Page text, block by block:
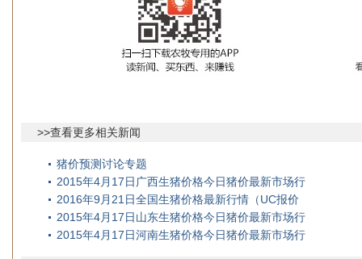
>>查看更多相关新闻
猪价预测讨论专题
2015年4月17日广西生猪价格今日猪价最新市场行
2016年9月21日全国生猪价格最新行情（UC报价
2015年4月17日山东生猪价格今日猪价最新市场行
2015年4月17日河南生猪价格今日猪价最新市场行